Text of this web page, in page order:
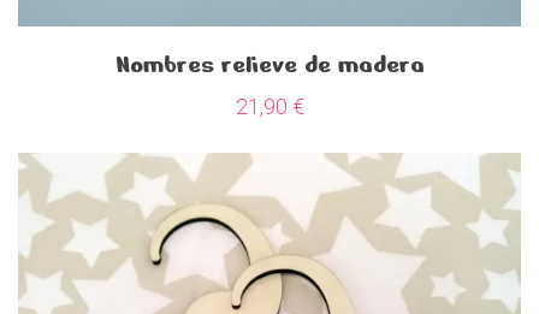
Nombres relieve de madera
21,90 €